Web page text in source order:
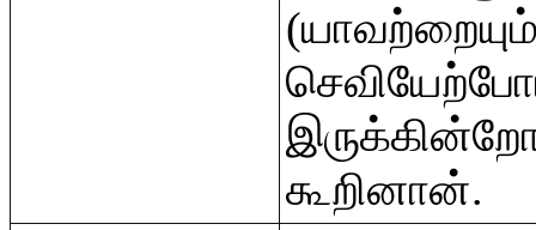
கூறினான்.